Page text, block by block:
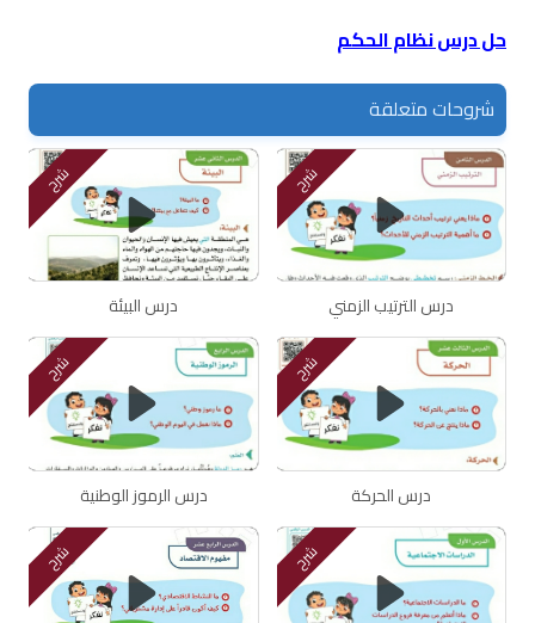
حل درس نظام الحكم
شروحات متعلقة
شرح
درس الترتيب الزمني
شرح
درس البيئة
شرح
درس الحركة
شرح
درس الرموز الوطنية
شرح شرح